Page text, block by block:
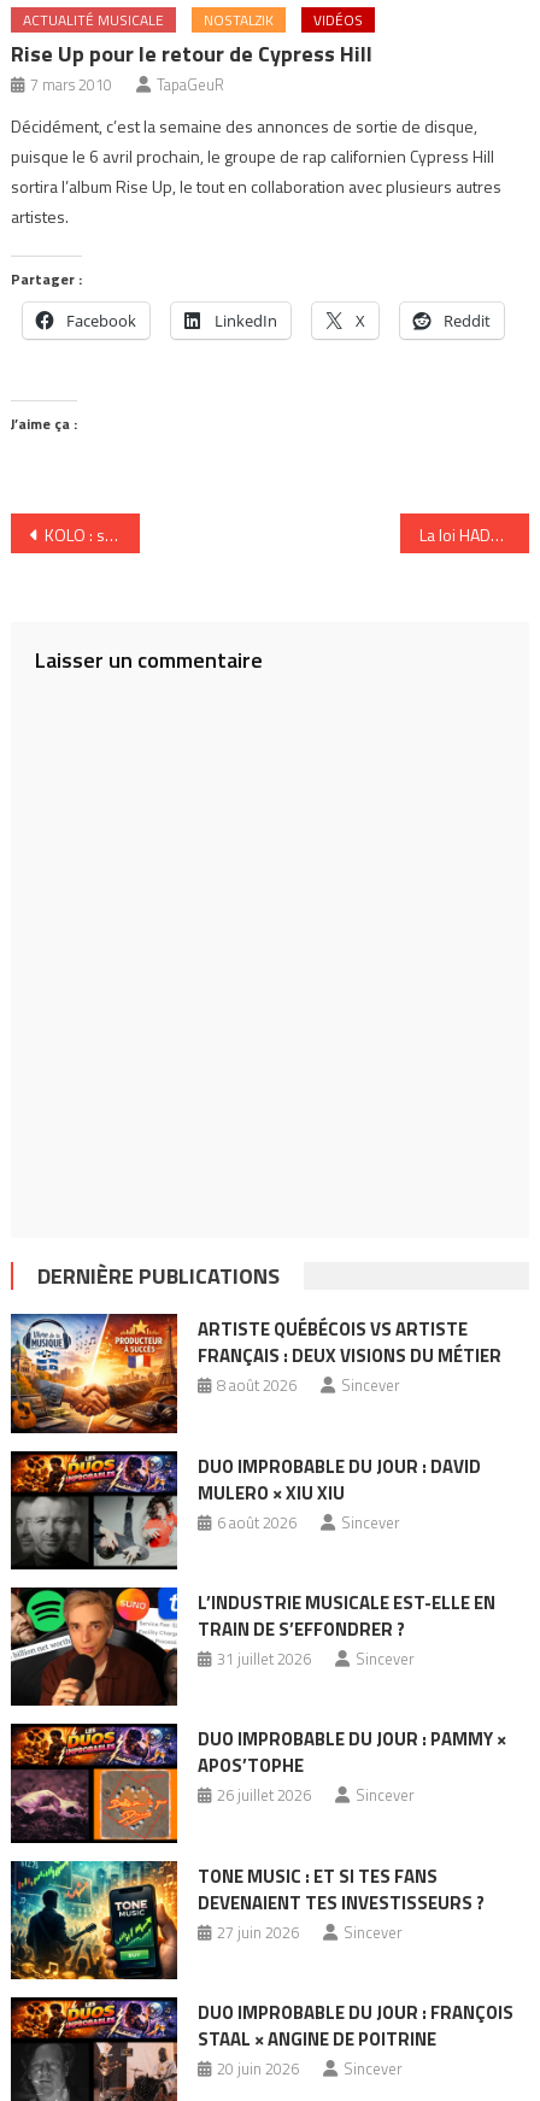
ACTUALITÉ MUSICALE NOSTALZIK VIDÉOS
Rise Up pour le retour de Cypress Hill
7 mars 2010 TapaGeuR
Décidément, c’est la semaine des annonces de sortie de disque,
puisque le 6 avril prochain, le groupe de rap californien Cypress Hill
sortira l’album Rise Up, le tout en collaboration avec plusieurs autres
artistes.
Partager :
Facebook LinkedIn X Reddit
J’aime ça :
Navigation
KOLO : songs for a sleepwalker La loi HADOPI, pour ou contre ?
Laisser un commentaire
DERNIÈRE PUBLICATIONS
ARTISTE QUÉBÉCOIS VS ARTISTE
FRANÇAIS : DEUX VISIONS DU MÉTIER
8 août 2026 Sincever
DUO IMPROBABLE DU JOUR : DAVID
MULERO × XIU XIU
6 août 2026 Sincever
L’INDUSTRIE MUSICALE EST-ELLE EN
TRAIN DE S’EFFONDRER ?
31 juillet 2026 Sincever
DUO IMPROBABLE DU JOUR : PAMMY ×
APOS’TOPHE
26 juillet 2026 Sincever
TONE MUSIC : ET SI TES FANS
DEVENAIENT TES INVESTISSEURS ?
27 juin 2026 Sincever
DUO IMPROBABLE DU JOUR : FRANÇOIS
STAAL × ANGINE DE POITRINE
20 juin 2026 Sincever